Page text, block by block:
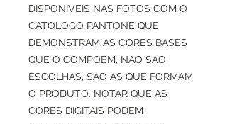
DISPONIVEIS NAS FOTOS COM O
CATOLOGO PANTONE QUE
DEMONSTRAM AS CORES BASES
QUE O COMPOEM, NAO SAO
ESCOLHAS, SAO AS QUE FORMAM
O PRODUTO. NOTAR QUE AS
CORES DIGITAIS PODEM